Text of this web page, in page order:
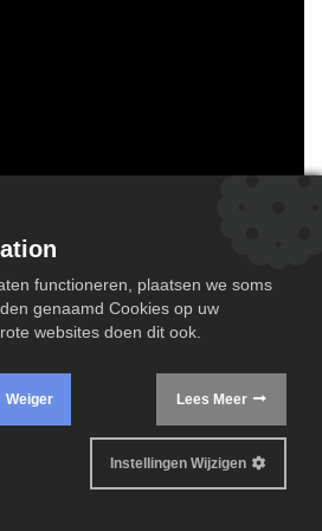
functioneren, plaatsen we soms
genaamd Cookies op uw
websites doen dit ook.
Weiger Lees Meer
Instellingen Wijzigen